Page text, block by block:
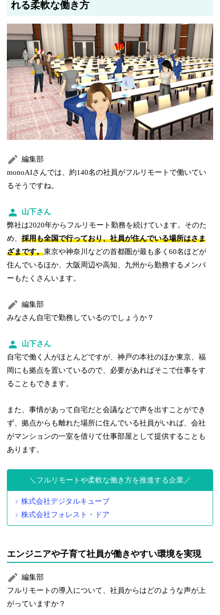
れる柔軟な働き方
編集部
monoAIさんでは、約140名の社員がフルリモートで働いてい
るそうですね。
山下さん
弊社は2020年からフルリモート勤務を続けています。そのた
め、採用も全国で行っており、社員が住んでいる場所はさま
ざまです。東京や神奈川などの首都圏が最も多く60名ほどが
住んでいるほか、大阪周辺や高知、九州から勤務するメンバ
ーもたくさんいます。
編集部
みなさん自宅で勤務しているのでしょうか？
山下さん
自宅で働く人がほとんどですが、神戸の本社のほか東京、福
岡にも拠点を置いているので、必要があればそこで仕事をす
ることもできます。
また、事情があって自宅だと会議などで声を出すことができ
ず、拠点からも離れた場所に住んでいる社員がいれば、会社
がマンションの一室を借りて仕事部屋として提供することも
あります。
フルリモートや柔軟な働き方を推進する企業
株式会社デジタルキューブ
株式会社フォレスト・ドア
エンジニアや子育て社員が働きやすい環境を実現
編集部
フルリモートの導入について、社員からはどのような声が上
がっていますか？